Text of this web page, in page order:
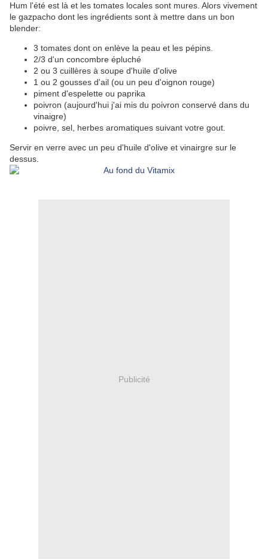
Hum l'été est là et les tomates locales sont mures. Alors vivement
le gazpacho dont les ingrédients sont à mettre dans un bon
blender:
3 tomates dont on enlève la peau et les pépins.
2/3 d'un concombre épluché
2 ou 3 cuillères à soupe d'huile d'olive
1 ou 2 gousses d'ail (ou un peu d'oignon rouge)
piment d'espelette ou paprika
poivron (aujourd'hui j'ai mis du poivron conservé dans du
vinaigre)
poivre, sel, herbes aromatiques suivant votre gout.
Servir en verre avec un peu d'huile d'olive et vinairgre sur le
dessus.
Publicité